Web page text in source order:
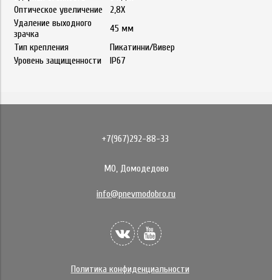
Оптическое увеличение
2,8X
Удаление выходного
зрачка
45 мм
Тип крепления
Пикатинни/Вивер
Уровень защищенности
IP67
+7(967)292-88-33
МО, Домодедово
info@pnevmodobro.ru
Политика конфиденциальности